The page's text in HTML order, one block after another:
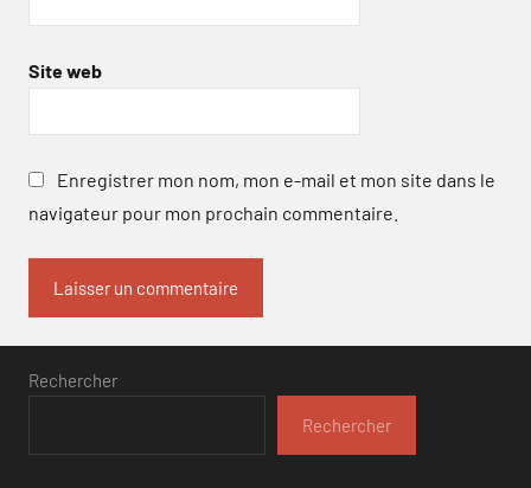
Site web
Enregistrer mon nom, mon e-mail et mon site dans le
navigateur pour mon prochain commentaire.
Rechercher
Rechercher